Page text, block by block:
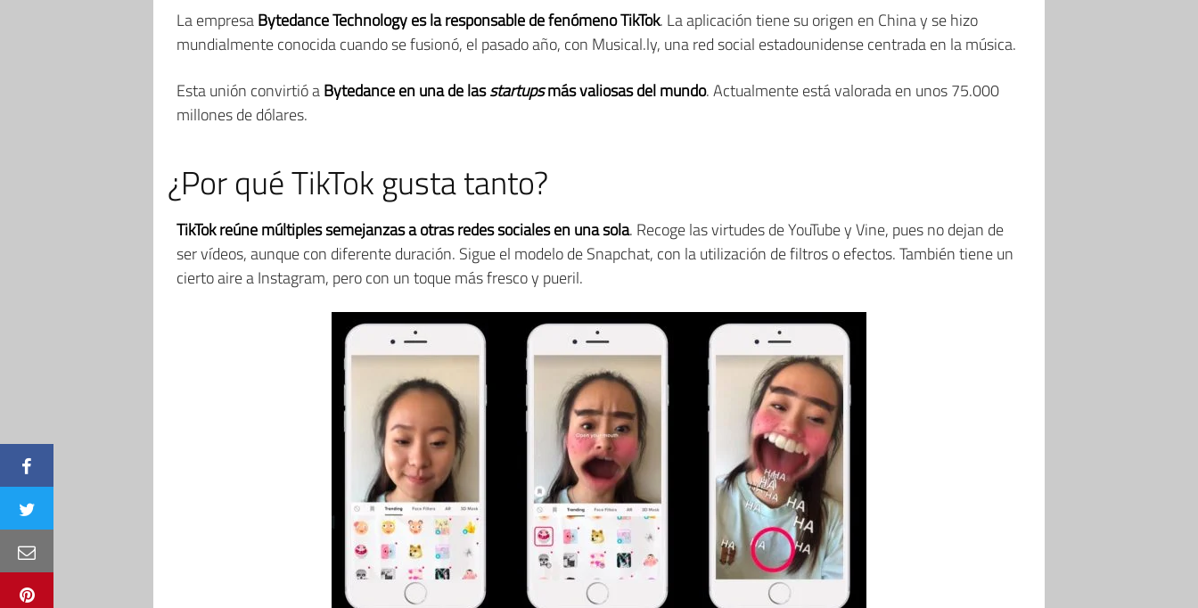
La empresaBytedance Technologyes la responsable de fenómeno TikTok. La aplicación tiene su origen en China y se hizo
mundialmente conocida cuando se fusionó, el pasado año, con Musical.ly, una red social estadounidense centrada en la música.
Esta unión convirtió aBytedance en una de lasstartupsmás valiosas del mundo. Actualmente está valorada en unos 75.000
millones de dólares.
¿Por qué TikTok gusta tanto?
TikTok reúne múltiples semejanzas a otras redes sociales en una sola. Recoge las virtudes de YouTube y Vine, pues no dejan de
ser vídeos, aunque con diferente duración. Sigue el modelo de Snapchat, con la utilización de filtros o efectos. También tiene un
cierto aire a Instagram, pero con un toque más fresco y pueril.